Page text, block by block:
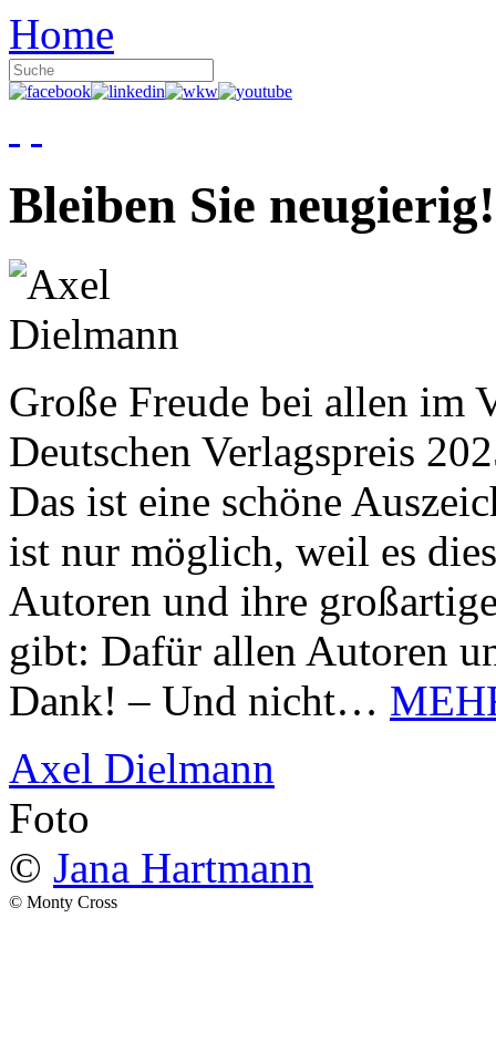
Home
Bleiben Sie neugierig!
Große Freude bei allen im
Deutschen Verlagspreis
Das ist eine schöne
ist nur möglich, weil es
Autoren und ihre
gibt: Dafür allen Autoren
Dank! – Und nicht…
Axel Dielmann
Foto
© Jana Hartmann
© Monty Cross